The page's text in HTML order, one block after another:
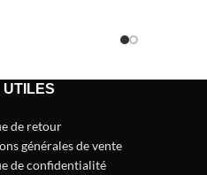
UTILES
de retour
générales de vente
de confidentialité